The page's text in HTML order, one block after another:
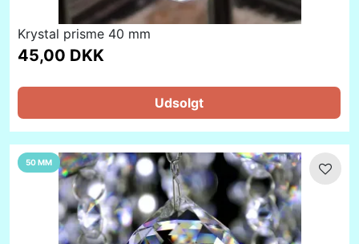
Krystal prisme 40 mm
45,00 DKK
Udsolgt
50 MM